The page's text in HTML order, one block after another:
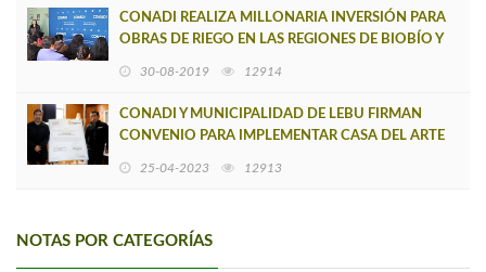
CONADI REALIZA MILLONARIA INVERSIÓN PARA
OBRAS DE RIEGO EN LAS REGIONES DE BIOBÍO Y
30-08-2019 12914
CONADI Y MUNICIPALIDAD DE LEBU FIRMAN
CONVENIO PARA IMPLEMENTAR CASA DEL ARTE
25-04-2023 12913
NOTAS POR CATEGORÍAS